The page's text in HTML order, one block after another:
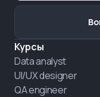
Курсы
Data analyst
UI/UX designer
QA engineer